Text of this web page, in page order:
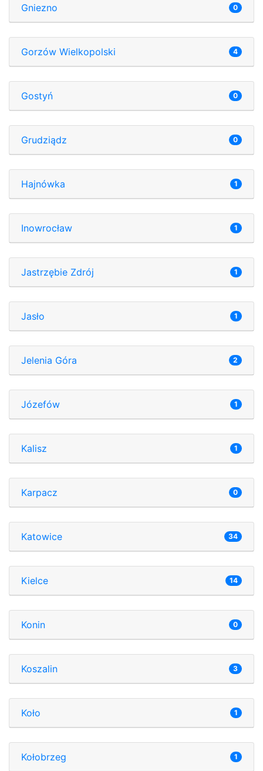
Gniezno 0
Gorzów Wielkopolski 4
Gostyń 0
Grudziądz 0
Hajnówka 1
Inowrocław 1
Jastrzębie Zdrój 1
Jasło 1
Jelenia Góra 2
Józefów 1
Kalisz 1
Karpacz 0
Katowice 34
Kielce 14
Konin 0
Koszalin 3
Koło 1
Kołobrzeg 1